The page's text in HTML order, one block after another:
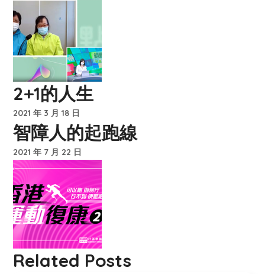
2+1的人生
2021 年 3 月 18 日
智障人的起跑線
2021 年 7 月 22 日
Related Posts